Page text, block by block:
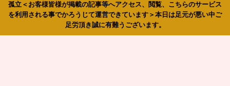
孤立＜お客様皆様が掲載の記事等へアクセス、閲覧、こちらのサービス
を利用される事でかろうじて運営できています＞本日は足元が悪い中ご
足労頂き誠に有難うございます。